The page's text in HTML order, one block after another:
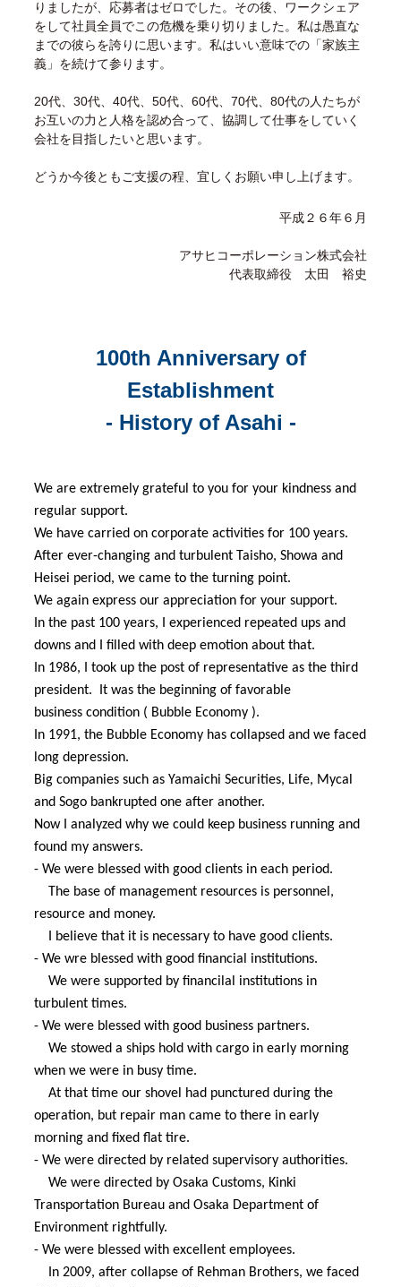
りましたが、応募者はゼロでした。その後、ワークシェア
をして社員全員でこの危機を乗り切りました。私は愚直な
までの彼らを誇りに思います。私はいい意味での「家族主
義」を続けて参ります。
20代、30代、40代、50代、60代、70代、80代の人たちが
お互いの力と人格を認め合って、協調して仕事をしていく
会社を目指したいと思います。
どうか今後ともご支援の程、宜しくお願い申し上げます。
平成２６年６月
アサヒコーポレーション株式会社
代表取締役 太田 裕史
100th Anniversary of
Establishment
- History of Asahi -
We are extremely grateful to you for your kindness and
regular support.
We have carried on corporate activities for 100 years.
After ever-changing and turbulent Taisho, Showa and
Heisei period, we came to the turning point.
We again express our appreciation for your support.
In the past 100 years, I experienced repeated ups and
downs and I filled with deep emotion about that.
In 1986, I took up the post of representative as the third
president. It was the beginning of favorable
business condition ( Bubble Economy ).
In 1991, the Bubble Economy has collapsed and we faced
long depression.
Big companies such as Yamaichi Securities, Life, Mycal
and Sogo bankrupted one after another.
Now I analyzed why we could keep business running and
found my answers.
- We were blessed with good clients in each period.
The base of management resources is personnel,
resource and money.
I believe that it is necessary to have good clients.
- We wre blessed with good financial institutions.
We were supported by financilal institutions in
turbulent times.
- We were blessed with good business partners.
We stowed a ships hold with cargo in early morning
when we were in busy time.
At that time our shovel had punctured during the
operation, but repair man came to there in early
morning and fixed flat tire.
- We were directed by related supervisory authorities.
We were directed by Osaka Customs, Kinki
Transportation Bureau and Osaka Department of
Environment rightfully.
- We were blessed with excellent employees.
In 2009, after collapse of Rehman Brothers, we faced